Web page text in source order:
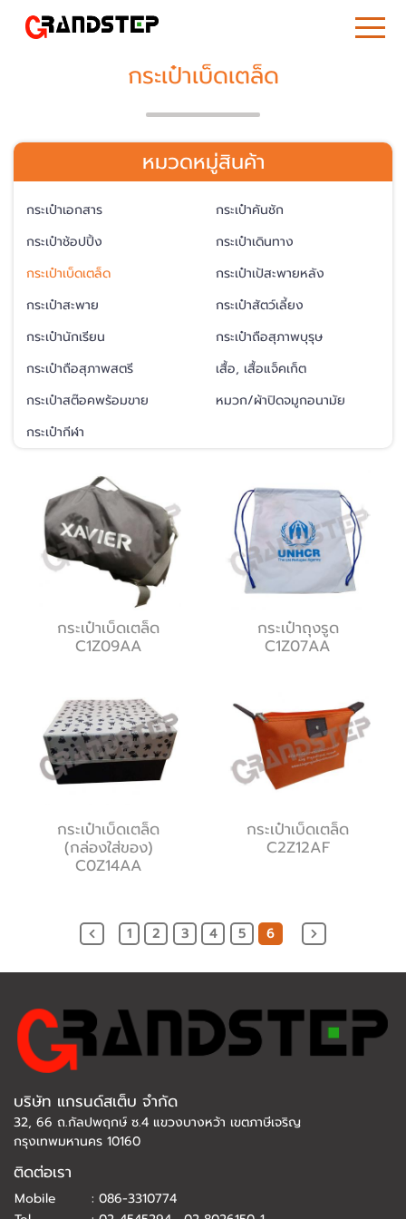
กระเป๋าเบ็ดเตล็ด
หมวดหมู่สินค้า
กระเป๋าเอกสาร
กระเป๋าคันชัก
กระเป๋าช้อปปิ้ง
กระเป๋าเดินทาง
กระเป๋าเบ็ดเตล็ด
กระเป๋าเป้สะพายหลัง
กระเป๋าสะพาย
กระเป๋าสัตว์เลี้ยง
กระเป๋านักเรียน
กระเป๋าถือสุภาพบุรุษ
กระเป๋าถือสุภาพสตรี
เสื้อ, เสื้อแจ็คเก็ต
กระเป๋าสต๊อคพร้อมขาย
หมวก/ผ้าปิดจมูกอนามัย
กระเป๋ากีฬา
กระเป๋าเบ็ดเตล็ด
C1Z09AA
กระเป๋าถุงรูด
C1Z07AA
กระเป๋าเบ็ดเตล็ด
(กล่องใส่ของ)
C0Z14AA
กระเป๋าเบ็ดเตล็ด
C2Z12AF
1 2 3 4 5 6
บริษัท แกรนด์สเต็บ จำกัด
32, 66 ถ.กัลปพฤกษ์ ซ.4 แขวงบางหว้า เขตภาษีเจริญ
กรุงเทพมหานคร 10160
ติดต่อเรา
Mobile : 086-3310774